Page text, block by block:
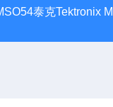
泰克Tektronix